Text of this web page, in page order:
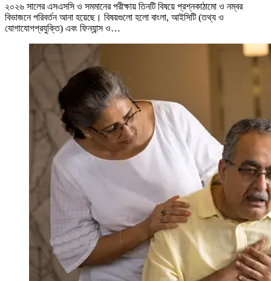
২০২৬ সালের এসএসসি ও সমমানের পরীক্ষায় তিনটি বিষয়ে প্রশ্নকাঠামো ও নম্বর
বিভাজনে পরিবর্তন আনা হয়েছে। বিষয়গুলো হলো বাংলা, আইসিটি (তথ্য ও
যোগাযোগপ্রযুক্তি) এবং ফিন্যান্স ও…